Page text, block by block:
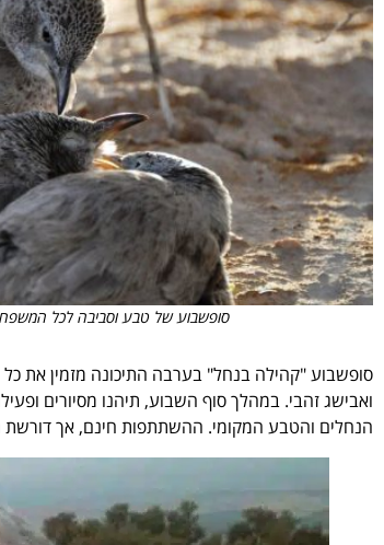
סופשבוע של טבע וסביבה לכל
סופשבוע "קהילה בנחל" בערבה התיכונה מזמין את
ואבישג זהבי. במהלך סוף השבוע, תיהנו מסיורים
הנחלים והטבע המקומי. ההשתתפות חינם, אך